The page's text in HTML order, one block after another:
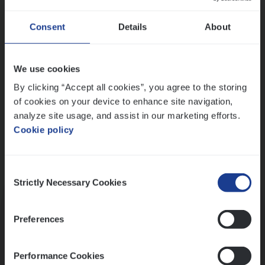
Consent Details About
We use cookies
By clicking “Accept all cookies”, you agree to the storing
of cookies on your device to enhance site navigation,
analyze site usage, and assist in our marketing efforts.
Cookie policy
Selection
Strictly Necessary Cookies
Preferences
Performance Cookies
Ons sollicitatieproces